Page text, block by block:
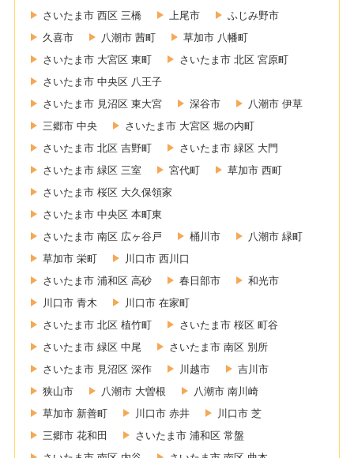
さいたま市 西区 三橋
上尾市
ふじみ野市
久喜市
八潮市 茜町
草加市 八幡町
さいたま市 大宮区 東町
さいたま市 北区 宮原町
さいたま市 中央区 八王子
さいたま市 見沼区 東大宮
深谷市
八潮市 伊草
三郷市 中央
さいたま市 大宮区 堀の内町
さいたま市 北区 吉野町
さいたま市 緑区 大門
さいたま市 緑区 三室
宮代町
草加市 西町
さいたま市 桜区 大久保領家
さいたま市 中央区 本町東
さいたま市 南区 広ヶ谷戸
桶川市
八潮市 緑町
草加市 栄町
川口市 西川口
さいたま市 浦和区 高砂
春日部市
和光市
川口市 青木
川口市 在家町
さいたま市 北区 植竹町
さいたま市 桜区 町谷
さいたま市 緑区 中尾
さいたま市 南区 別所
さいたま市 見沼区 深作
川越市
吉川市
狭山市
八潮市 大曽根
八潮市 南川崎
草加市 新善町
川口市 赤井
川口市 芝
三郷市 花和田
さいたま市 浦和区 常盤